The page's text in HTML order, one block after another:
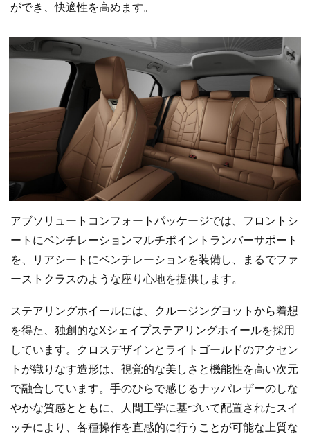
ができ、快適性を高めます。
アブソリュートコンフォートパッケージでは、フロントシ
ートにベンチレーションマルチポイントランバーサポート
を、リアシートにベンチレーションを装備し、まるでファ
ーストクラスのような座り心地を提供します。
ステアリングホイールには、クルージングヨットから着想
を得た、独創的なXシェイプステアリングホイールを採用
しています。クロスデザインとライトゴールドのアクセン
トが織りなす造形は、視覚的な美しさと機能性を高い次元
で融合しています。手のひらで感じるナッパレザーのしな
やかな質感とともに、人間工学に基づいて配置されたスイ
ッチにより、各種操作を直感的に行うことが可能な上質な